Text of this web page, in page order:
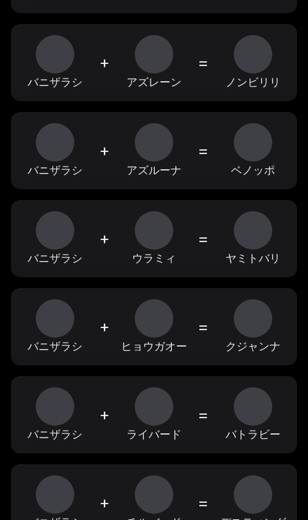
バニザラシ
+
アズレーン
=
ノンビリリ
バニザラシ
+
アズルーナ
=
ベノッポ
バニザラシ
+
ウラミィ
=
ヤミトバリ
バニザラシ
+
ヒョウガオー
=
クジャンナ
バニザラシ
+
ライバード
=
バトラビー
+ =